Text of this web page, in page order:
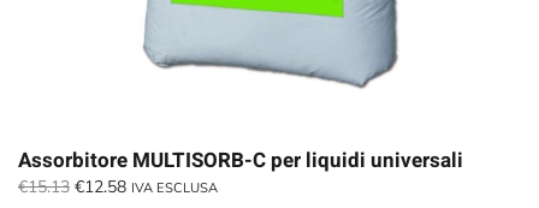
Assorbitore MULTISORB-C per liquidi universali
€15.13 Il
€12.58IlIVA ESCLUSA